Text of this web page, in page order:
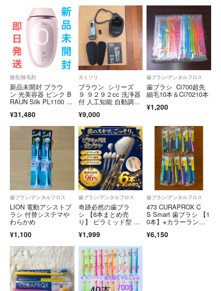
脱毛/除毛剤
新品未開封 ブラウ
ン 光美容器 ピンク B
RAUN Silk PL1100 即
¥31,480
カミソリ
ブラウン シリーズ
９ ９２９２cc 洗浄器
付 人工知能 自動調
¥9,000
歯ブラシ/デンタルフロス
歯ブラシ Ci700超先
細毛10本＆Ci70210本
¥1,200
歯ブラシ/デンタルフロス
LION 電動アシストブ
ラシ 付替システマや
わらかめ
¥1,100
歯ブラシ/デンタルフロス
奇跡必然の歯ブラ
シ 【6本まとめ売
り】 ピラミッド型 歯
ち
¥1,999
歯ブラシ/デンタルフロス
473 CURAPROX C
S Smart 歯ブラシ 【1
0本】※カラーランダ
¥6,150